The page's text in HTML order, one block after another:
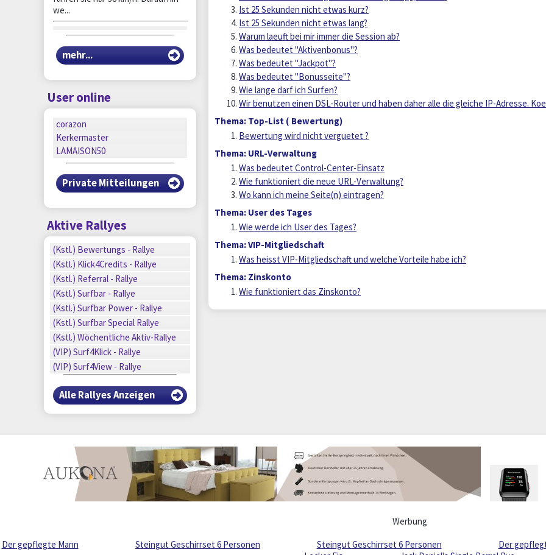
we...
mehr...
User online
corazon
Kerkermaster
LAMAISON50
Private Mitteilungen
Aktive Rallyes
(Kstl.) Bewertungs - Rallye
(Kstl.) Klick4Credits - Rallye
(Kstl.) Referral - Rallye
(Kstl.) Surfbar - Rallye
(Kstl.) Surfbar Power - Rallye
(Kstl.) Surfbar Special Rallye
(Kstl.) Wöchentliche Aktiv-Rallye
(VIP) Surf4Klick - Rallye
(VIP) Surf4View - Rallye
Alle Rallyes Anzeigen
Ist 25 Sekunden nicht etwas kurz?
Ist 25 Sekunden nicht etwas lang?
Warum laeuft bei mir immer die Session ab?
Was bedeutet "Aktivenbonus"?
Was bedeutet "Jackpot"?
Was bedeutet "Bonusseite"?
Wie lange darf ich Surfen?
Wir benutzen einen DSL-Router und haben daher alle die gleiche IP-Adresse.
Thema: Top-List ( Bewertung)
Bewertung wird nicht verguetet ?
Thema: URL-Verwaltung
Was bedeutet Control-Center-Einsatz
Wie funktioniert die neue URL-Verwaltung?
Wo kann ich meine Seite(n) eintragen?
Thema: User des Tages
Wie werde ich User des Tages?
Thema: VIP-Mitgliedschaft
Was heisst VIP-Mitgliedschaft und welche Vorteile habe ich?
Thema: Zinskonto
Wie funktioniert das Zinskonto?
Werbung
Der gepflegte Mann
Steingut Geschirrset 6 Personen Steingut Geschirrset 6 Personen Der